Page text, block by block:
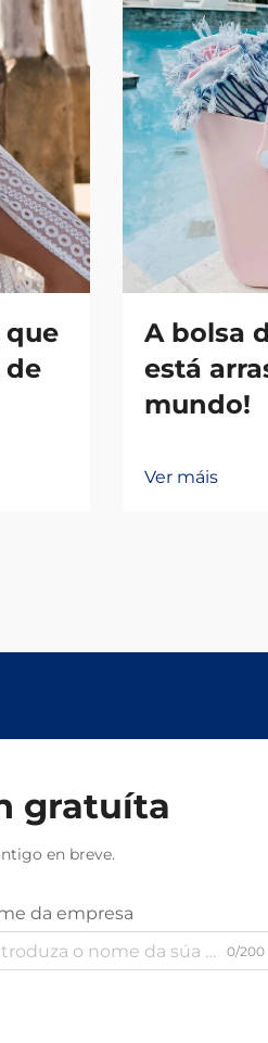
que
de
A bolsa
está
mundo!
Ver máis
gratuíta
en breve.
da empresa
0/200